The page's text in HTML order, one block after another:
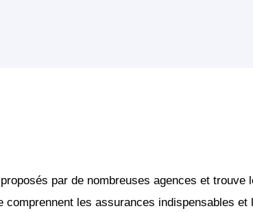
par de nombreuses agences et
les assurances indispensables et